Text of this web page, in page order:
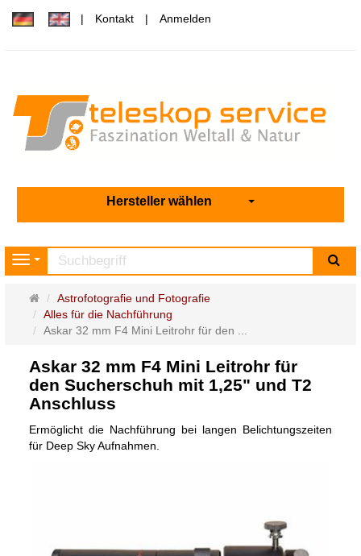
Kontakt Anmelden
Hersteller wählen
Navigation
Startseite
Astrofotografie und Fotografie
Alles für die Nachführung
Askar 32 mm F4 Mini Leitrohr für den ...
Askar 32 mm F4 Mini Leitrohr für
den Sucherschuh mit 1,25" und T2
Anschluss
Ermöglicht die Nachführung bei langen Belichtungszeiten
für Deep Sky Aufnahmen.